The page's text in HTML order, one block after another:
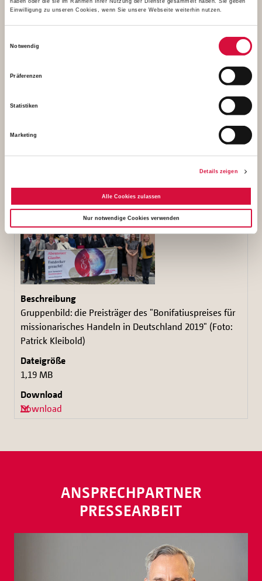
Einwilligung zu unseren Cookies, wenn Sie unsere Webseite weiterhin nutzen.
Notwendig
Präferenzen
Statistiken
Marketing
Details zeigen
Alle Cookies zulassen
Nur notwendige Cookies verwenden
1. Preis bei der Verleihung des "Bonifatiuspreises für
missionarisches Handeln in Deutschland 2019": "One
Minute Homily" der Deutschen Provinz der Jesuiten in
1,11 MB
Gruppenbild: die Preisträger des "Bonifatiuspreises für
missionarisches Handeln in Deutschland 2019" (Foto:
Patrick Kleibold)
1,19 MB
Download
ANSPRECHPARTNER
PRESSEARBEIT